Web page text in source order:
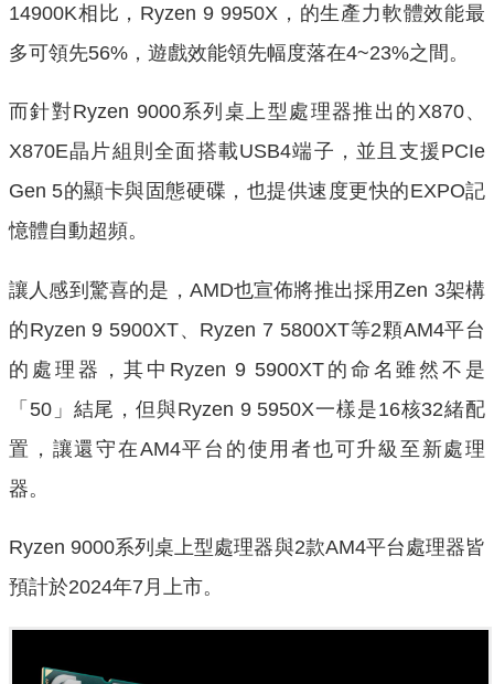
14900K相比，Ryzen 9 9950X，的生產力軟體效能最
多可領先56%，遊戲效能領先幅度落在4~23%之間。
而針對Ryzen 9000系列桌上型處理器推出的X870、
X870E晶片組則全面搭載USB4端子，並且支援PCIe
Gen 5的顯卡與固態硬碟，也提供速度更快的EXPO記
憶體自動超頻。
讓人感到驚喜的是，AMD也宣佈將推出採用Zen 3架構
的Ryzen 9 5900XT、Ryzen 7 5800XT等2顆AM4平台
的處理器，其中Ryzen 9 5900XT的命名雖然不是
「50」結尾，但與Ryzen 9 5950X一樣是16核32緒配
置，讓還守在AM4平台的使用者也可升級至新處理
器。
Ryzen 9000系列桌上型處理器與2款AM4平台處理器皆
預計於2024年7月上市。